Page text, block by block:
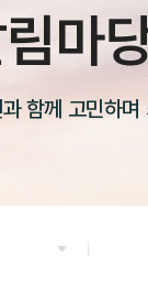
마
함께 고민하